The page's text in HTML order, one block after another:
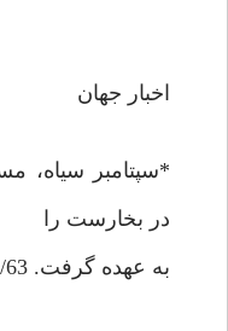
اخبار جهان
*سپتامبر سياه،
در بخارست را
به عهده گرفت. 15/9/63